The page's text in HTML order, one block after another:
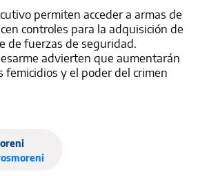
permiten acceder a armas de
controles para la adquisición de
de fuerzas de seguridad.
advierten que aumentarán
femicidios y el poder del crimen